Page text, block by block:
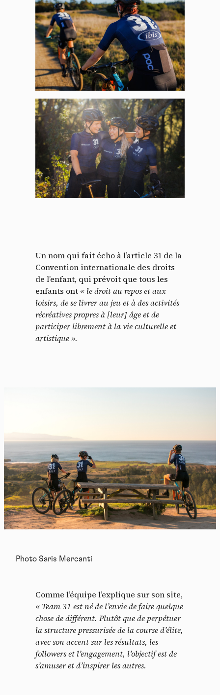
Un nom qui fait écho à l’article 31 de la
Convention internationale des droits
de l’enfant, qui prévoit que tous les
enfants ont « le droit au repos et aux
loisirs, de se livrer au jeu et à des activités
récréatives propres à [leur] âge et de
participer librement à la vie culturelle et
artistique ».
Photo Saris Mercanti
Comme l’équipe l’explique sur son site,
« Team 31 est né de l’envie de faire quelque
chose de différent. Plutôt que de perpétuer
la structure pressurisée de la course d’élite,
avec son accent sur les résultats, les
followers et l’engagement, l’objectif est de
s’amuser et d’inspirer les autres.